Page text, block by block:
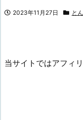
2023年11月27日 と
当サイトではアフィ